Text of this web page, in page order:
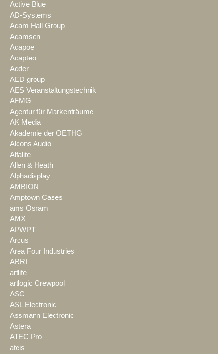
Active Blue
AD-Systems
Adam Hall Group
Adamson
Adapoe
Adapteo
Adder
AED group
AES Veranstaltungstechnik
AFMG
Agentur für Markenträume
AK Media
Akademie der OETHG
Alcons Audio
Alfalite
Allen & Heath
Alphadisplay
AMBION
Amptown Cases
ams Osram
AMX
APWPT
Arcus
Area Four Industries
ARRI
artlife
artlogic Crewpool
ASC
ASL Electronic
Assmann Electronic
Astera
ATEC Pro
ateis